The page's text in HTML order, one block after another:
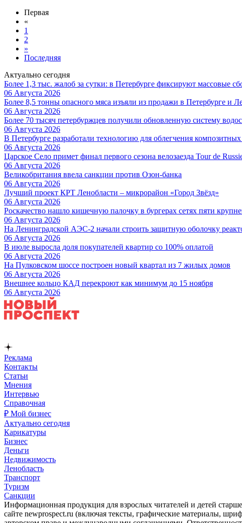
Первая
«
1
2
»
Последняя
Актуально сегодня
Более 1,3 тыс. жалоб за сутки: в Петербурге фиксируют массовые
06 Августа 2026
Более 8,5 тонны опасного мяса изъяли из продажи в Петербурге и
06 Августа 2026
Более 70 тысяч петербуржцев получили обновленную систему
06 Августа 2026
В Петербурге разработали технологию для облегчения
06 Августа 2026
Царское Село примет финал первого сезона велозаезда Tour de
06 Августа 2026
Великобритания ввела санкции против Озон-банка
06 Августа 2026
Лучший проект КРТ Ленобласти – микрорайон «Город Звёзд»
06 Августа 2026
Роскачество нашло кишечную палочку в бургерах сетях пяти
06 Августа 2026
На Ленинградской АЭС-2 начали строить защитную оболочку
06 Августа 2026
В июле выросла доля покупателей квартир со 100% оплатой
06 Августа 2026
На Пулковском шоссе построен новый квартал из 7 жилых домов
06 Августа 2026
Внешнее кольцо КАД перекроют как минимум до 15 ноября
06 Августа 2026
Реклама
Контакты
Статьи
Мнения
Интервью
Справочная
₽ Мой бизнес
Актуально сегодня
Карикатуры
Бизнес
Деньги
Недвижимость
Ленобласть
Транспорт
Туризм
Санкции
Информационная продукция для взрослых читателей и детей
сайте newprospect.ru (включая тексты, графические материалы,